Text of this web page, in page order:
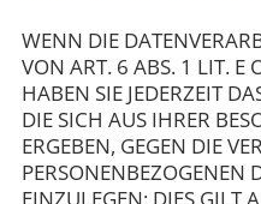
WENN DIE
VON ART. 6 ABS. 1 LIT. E
HABEN SIE JEDERZEIT
DIE SICH AUS IHRER
ERGEBEN, GEGEN DIE
PERSONENBEZOGENEN